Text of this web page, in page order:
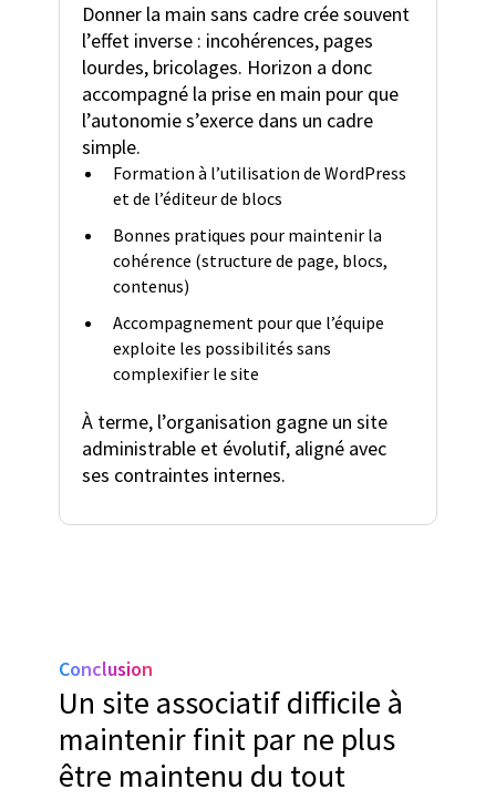
Donner la main sans cadre crée souvent
l’effet inverse : incohérences, pages
lourdes, bricolages. Horizon a donc
accompagné la prise en main pour que
l’autonomie s’exerce dans un cadre
simple.
Formation à l’utilisation de WordPress
et de l’éditeur de blocs
Bonnes pratiques pour maintenir la
cohérence (structure de page, blocs,
contenus)
Accompagnement pour que l’équipe
exploite les possibilités sans
complexifier le site
À terme, l’organisation gagne un site
administrable et évolutif, aligné avec
ses contraintes internes.
Conclusion
Un site associatif difficile à
maintenir finit par ne plus
être maintenu du tout